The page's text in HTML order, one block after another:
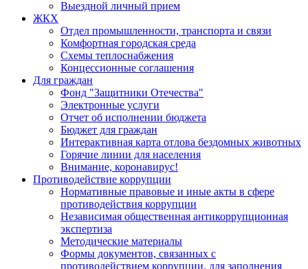
Выездной личный прием
ЖКХ
Отдел промышленности, транспорта и связи
Комфортная городская среда
Схемы теплоснабжения
Концессионные соглашения
Для граждан
Фонд "Защитники Отечества"
Электронные услуги
Отчет об исполнении бюджета
Бюджет для граждан
Интерактивная карта отлова бездомных животных
Горячие линии для населения
Внимание, коронавирус!
Противодействие коррупции
Нормативные правовые и иные акты в сфере
противодействия коррупции
Независимая общественная антикоррупционная
экспертиза
Методические материалы
Формы документов, связанных с
противодействием коррупции, для заполнения